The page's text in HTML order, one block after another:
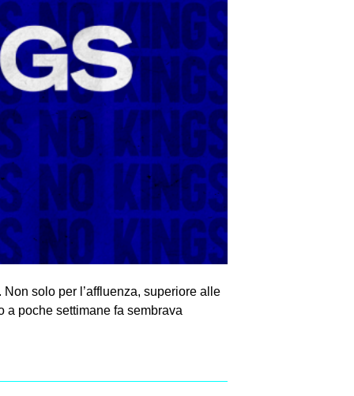
solo per l’affluenza, superiore alle
a poche settimane fa sembrava